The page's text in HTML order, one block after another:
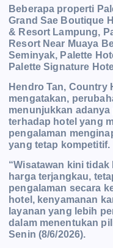
Beberapa properti
Grand Sae Boutique
& Resort Lampung,
Resort Near Muaya
Seminyak, Palette
Palette Signature
Hendro Tan, Country
mengatakan,
menunjukkan
terhadap hotel yang
pengalaman
yang tetap kompetitif.
“Wisatawan kini
harga terjangkau,
pengalaman secara
hotel, kenyamanan
layanan yang lebih
dalam menentukan
Senin (8/6/2026).